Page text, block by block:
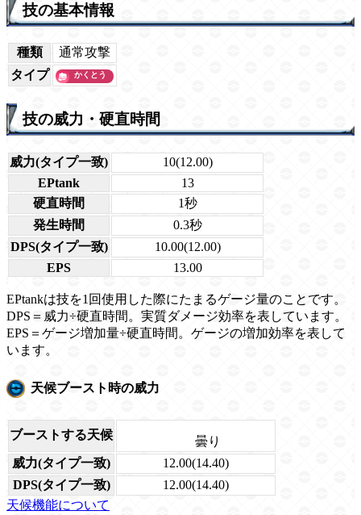
技の基本情報
種類
通常攻撃
タイプ
技の威力・硬直時間
威力(タイプ一致)
10(12.00)
EPtank
13
硬直時間
1秒
発生時間
0.3秒
DPS(タイプ一致)
10.00(12.00)
EPS
13.00
EPtankは技を1回使用した際にたまるゲージ量のことです。
DPS＝威力÷硬直時間。実質ダメージ効率を表しています。
EPS＝ゲージ増加量÷硬直時間。ゲージの増加効率を表して
います。
天候ブースト時の威力
ブーストする天候
曇り
威力(タイプ一致)
12.00(14.40)
DPS(タイプ一致)
12.00(14.40)
天候機能について